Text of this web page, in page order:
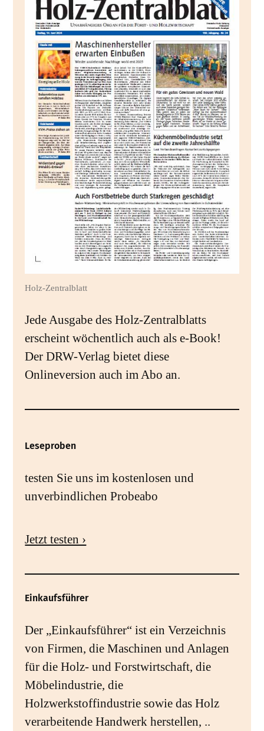
Holz-Zentralblatt
Jede Ausgabe des Holz-Zentralblatts
erscheint wöchentlich auch als e-Book!
Der DRW-Verlag bietet diese
Onlineversion auch im Abo an.
Leseproben
testen Sie uns im kostenlosen und
unverbindlichen Probeabo
Jetzt testen ›
Einkaufsführer
Der „Einkaufsführer“ ist ein Verzeichnis
von Firmen, die Maschinen und Anlagen
für die Holz- und Forstwirtschaft, die
Möbelindustrie, die
Holzwerkstoffindustrie sowie das Holz
verarbeitende Handwerk herstellen, ..